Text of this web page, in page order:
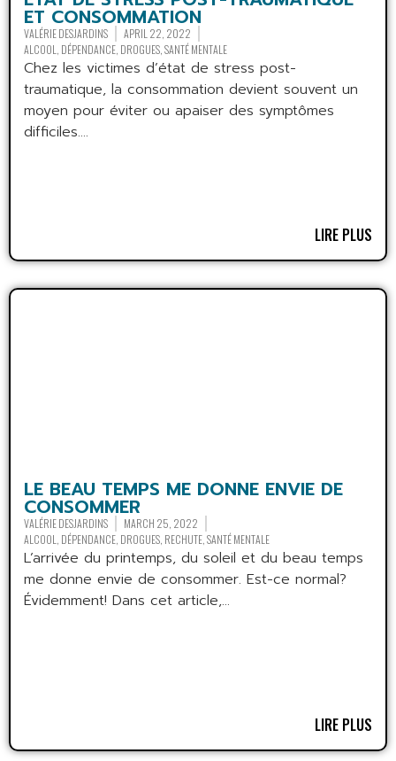
ET CONSOMMATION
VALÉRIE DESJARDINS
APRIL 22, 2022
ALCOOL DÉPENDANCE DROGUES SANTÉ MENTALE
Chez les victimes d’état de stress post-
traumatique, la consommation devient souvent un
moyen pour éviter ou apaiser des symptômes
difficiles....
LIRE PLUS
LE BEAU TEMPS ME DONNE ENVIE DE
CONSOMMER
VALÉRIE DESJARDINS
MARCH 25, 2022
ALCOOL DÉPENDANCE DROGUES RECHUTE SANTÉ MENTALE
L’arrivée du printemps, du soleil et du beau temps
me donne envie de consommer. Est-ce normal?
Évidemment! Dans cet article,...
LIRE PLUS